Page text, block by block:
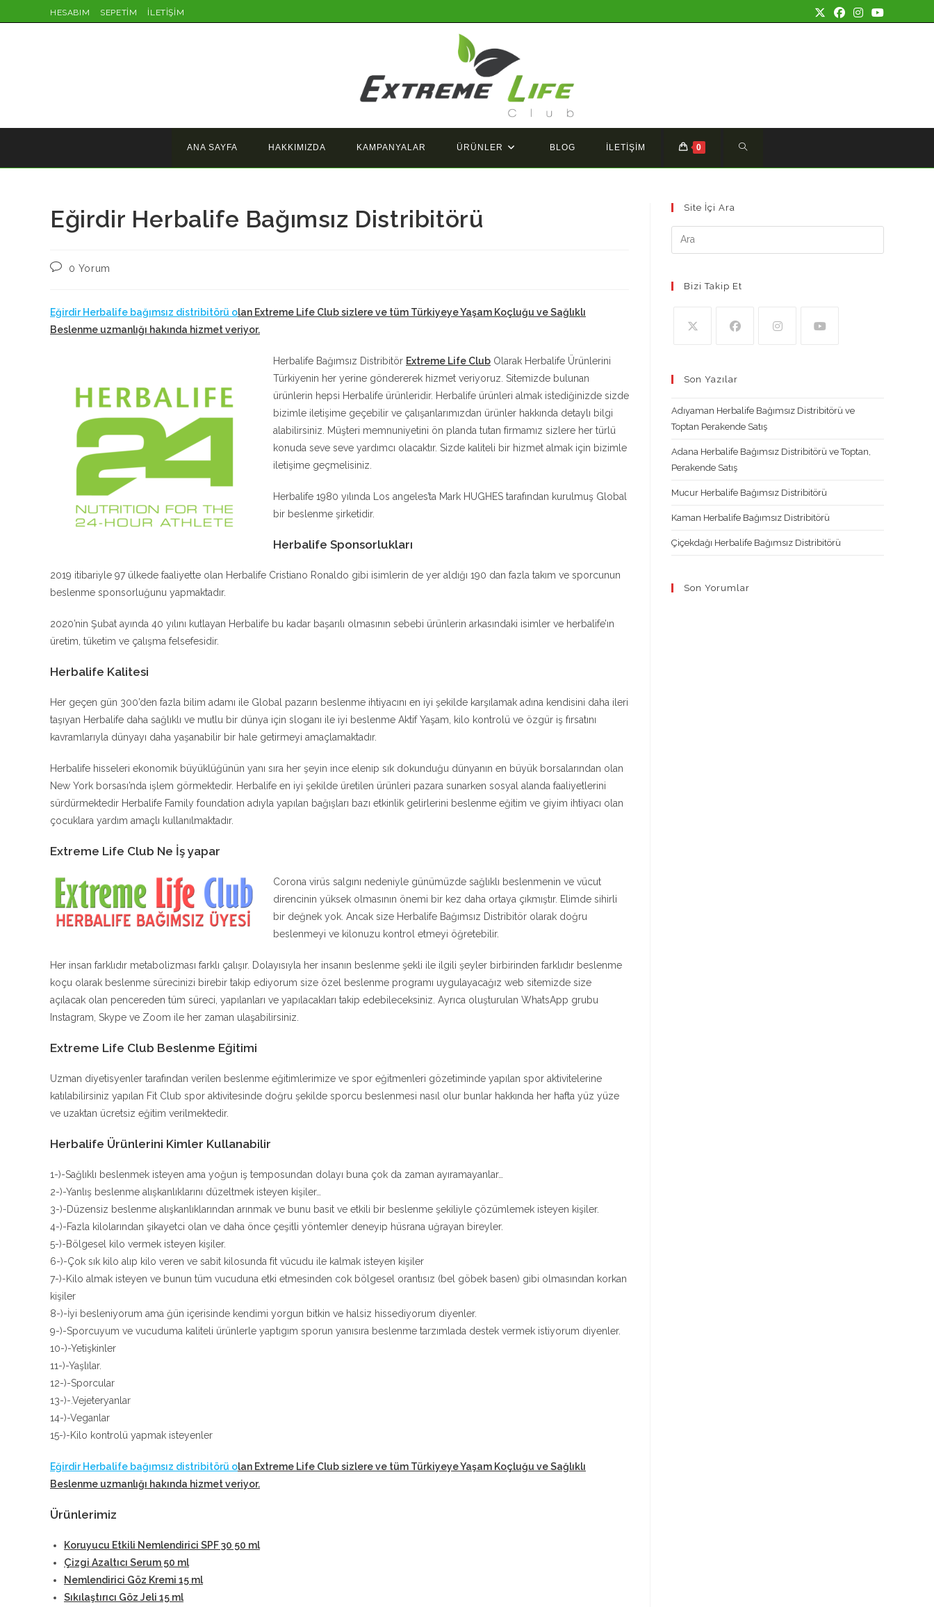
to
HESABIM SEPETİM İLETİŞİM
ANA SAYFA HAKKIMIZDA KAMPANYALAR ÜRÜNLER BLOG İLETİŞİM 0 TOGGLE
SEARCH
Eğirdir Herbalife Bağımsız Distribitörü
Post0 Yorum
Eğirdir Herbalife bağımsız distribitörü olan Extreme Life Club sizlere ve tüm Türkiyeye Yaşam Koçluğu ve Sağlıklı
Beslenme uzmanlığı hakında hizmet veriyor.
Herbalife Bağımsız Distribitör Extreme Life Club Olarak Herbalife Ürünlerini
Türkiyenin her yerine göndererek hizmet veriyoruz. Sitemizde bulunan
ürünlerin hepsi Herbalife ürünleridir. Herbalife ürünleri almak istediğinizde sizde
bizimle iletişime geçebilir ve çalışanlarımızdan ürünler hakkında detaylı bilgi
alabilirsiniz. Müşteri memnuniyetini ön planda tutan firmamız sizlere her türlü
konuda seve seve yardımcı olacaktır. Sizde kaliteli bir hizmet almak için bizimle
iletişime geçmelisiniz.
Herbalife 1980 yılında Los angeles’ta Mark HUGHES tarafından kurulmuş Global
bir beslenme şirketidir.
Herbalife Sponsorlukları
2019 itibariyle 97 ülkede faaliyette olan Herbalife Cristiano Ronaldo gibi isimlerin de yer aldığı 190 dan fazla takım ve sporcunun
beslenme sponsorluğunu yapmaktadır.
2020’nin Şubat ayında 40 yılını kutlayan Herbalife bu kadar başarılı olmasının sebebi ürünlerin arkasındaki isimler ve herbalife’ın
üretim, tüketim ve çalışma felsefesidir.
Herbalife Kalitesi
Her geçen gün 300’den fazla bilim adamı ile Global pazarın beslenme ihtiyacını en iyi şekilde karşılamak adına kendisini daha ileri
taşıyan Herbalife daha sağlıklı ve mutlu bir dünya için sloganı ile iyi beslenme Aktif Yaşam, kilo kontrolü ve özgür iş fırsatını
kavramlarıyla dünyayı daha yaşanabilir bir hale getirmeyi amaçlamaktadır.
Herbalife hisseleri ekonomik büyüklüğünün yanı sıra her şeyin ince elenip sık dokunduğu dünyanın en büyük borsalarından olan
New York borsası’nda işlem görmektedir. Herbalife en iyi şekilde üretilen ürünleri pazara sunarken sosyal alanda faaliyetlerini
sürdürmektedir Herbalife Family foundation adıyla yapılan bağışları bazı etkinlik gelirlerini beslenme eğitim ve giyim ihtiyacı olan
çocuklara yardım amaçlı kullanılmaktadır.
Extreme Life Club Ne İş yapar
Corona virüs salgını nedeniyle günümüzde sağlıklı beslenmenin ve vücut
direncinin yüksek olmasının önemi bir kez daha ortaya çıkmıştır. Elimde sihirli
bir değnek yok. Ancak size Herbalife Bağımsız Distribitör olarak doğru
beslenmeyi ve kilonuzu kontrol etmeyi öğretebilir.
Her insan farklıdır metabolizması farklı çalışır. Dolayısıyla her insanın beslenme şekli ile ilgili şeyler birbirinden farklıdır beslenme
koçu olarak beslenme sürecinizi birebir takip ediyorum size özel beslenme programı uygulayacağız web sitemizde size
açılacak olan pencereden tüm süreci, yapılanları ve yapılacakları takip edebileceksiniz. Ayrıca oluşturulan WhatsApp grubu
Instagram, Skype ve Zoom ile her zaman ulaşabilirsiniz.
Extreme Life Club Beslenme Eğitimi
Uzman diyetisyenler tarafından verilen beslenme eğitimlerimize ve spor eğitmenleri gözetiminde yapılan spor aktivitelerine
katılabilirsiniz yapılan Fit Club spor aktivitesinde doğru şekilde sporcu beslenmesi nasıl olur bunlar hakkında her hafta yüz yüze
ve uzaktan ücretsiz eğitim verilmektedir.
Herbalife Ürünlerini Kimler Kullanabilir
1-)-Sağlıklı beslenmek isteyen ama yoğun iş temposundan dolayı buna çok da zaman ayıramayanlar…
2-)-Yanlış beslenme alışkanlıklarını düzeltmek isteyen kişiler…
3-)-Düzensiz beslenme alışkanlıklarından arınmak ve bunu basit ve etkili bir beslenme şekiliyle çözümlemek isteyen kişiler.
4-)-Fazla kilolarından şikayetci olan ve daha önce çeşitli yöntemler deneyip hüsrana uğrayan bireyler.
5-)-Bölgesel kilo vermek isteyen kişiler.
6-)-Çok sık kilo alıp kilo veren ve sabit kilosunda fit vücudu ile kalmak isteyen kişiler
7-)-Kilo almak isteyen ve bunun tüm vucuduna etki etmesinden cok bölgesel orantısız (bel göbek basen) gibi olmasından korkan
kişiler
8-)-İyi besleniyorum ama ğün içerisinde kendimi yorgun bitkin ve halsiz hissediyorum diyenler.
9-)-Sporcuyum ve vucuduma kaliteli ürünlerle yaptıgım sporun yanısıra beslenme tarzımlada destek vermek istiyorum diyenler.
10-)-Yetişkinler
11-)-Yaşlılar.
12-)-Sporcular
13-)-.Vejeteryanlar
14-)-Veganlar
15-)-Kilo kontrolü yapmak isteyenler
Eğirdir Herbalife bağımsız distribitörü olan Extreme Life Club sizlere ve tüm Türkiyeye Yaşam Koçluğu ve Sağlıklı
Beslenme uzmanlığı hakında hizmet veriyor.
Ürünlerimiz
Koruyucu Etkili Nemlendirici SPF 30 50 ml
Çizgi Azaltıcı Serum 50 ml
Nemlendirici Göz Kremi 15 ml
Sıkılaştırıcı Göz Jeli 15 ml
Site İçi Ara
Bizi Takip Et
a
new
tab
new
tab
new
tab
new
Son Yazılar
Adıyaman Herbalife Bağımsız Distribitörü ve
Toptan Perakende Satış
Adana Herbalife Bağımsız Distribitörü ve Toptan,
Perakende Satış
Mucur Herbalife Bağımsız Distribitörü
Kaman Herbalife Bağımsız Distribitörü
Çiçekdağı Herbalife Bağımsız Distribitörü
Son Yorumlar